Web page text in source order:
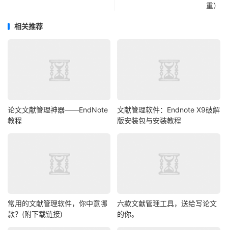
重）
相关推荐
论文文献管理神器——EndNote
教程
文献管理软件：Endnote X9破解
版安装包与安装教程
常用的文献管理软件，你中意哪
款？(附下载链接)
六款文献管理工具，送给写论文
的你。